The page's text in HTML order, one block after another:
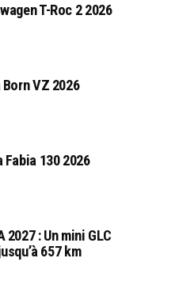
T-Roc 2 2026
VZ 2026
130 2026
2027 : Un mini GLC
657 km